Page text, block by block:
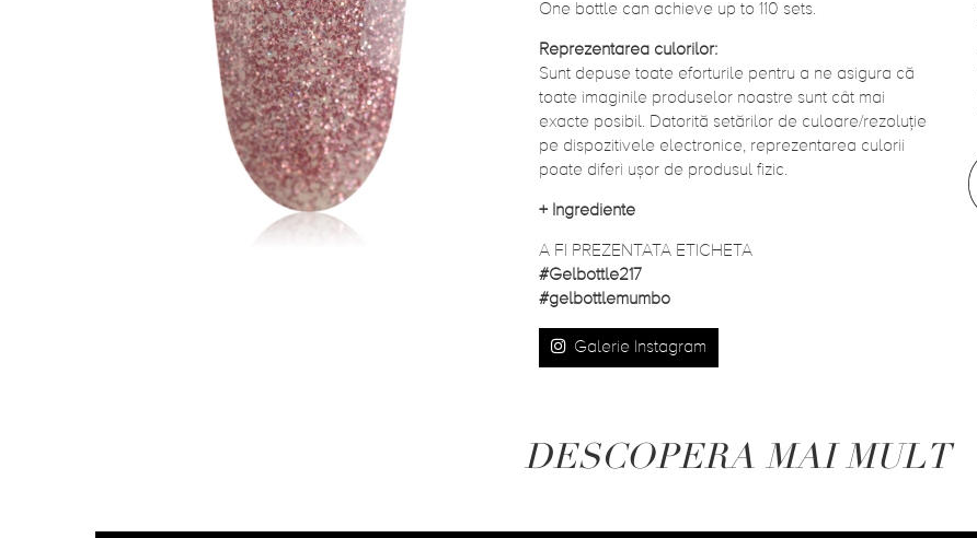
One bottle can achieve up to 110 sets.
Reprezentarea culorilor:
Sunt depuse toate eforturile pentru a ne asigura că
toate imaginile produselor noastre sunt cât mai
exacte posibil. Datorită setărilor de culoare/rezoluție
pe dispozitivele electronice, reprezentarea culorii
poate diferi ușor de produsul fizic.
+ Ingrediente
A FI PREZENTATA ETICHETA
#Gelbottle217
#gelbottlemumbo
Galerie Instagram
DESCOPERA MAI MULT